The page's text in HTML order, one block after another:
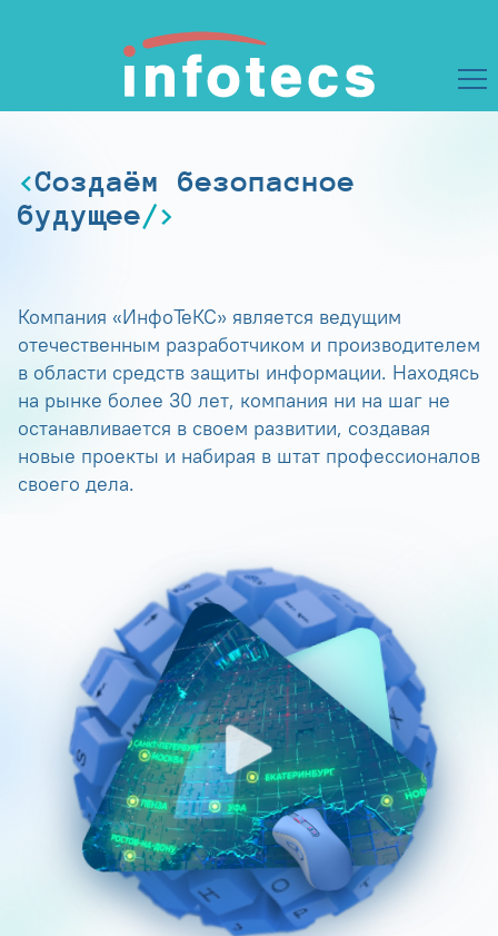
Создаём безопасное
будущее
Компания «ИнфоТеКС» является ведущим
отечественным разработчиком и производителем
в области средств защиты информации. Находясь
на рынке более 30 лет, компания ни на шаг не
останавливается в своем развитии, создавая
новые проекты и набирая в штат профессионалов
своего дела.